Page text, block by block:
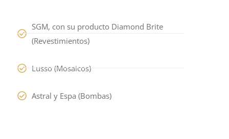
SGM, con su producto Diamond Brite
(Revestimientos)
Lusso (Mosaicos)
Astral y Espa (Bombas)